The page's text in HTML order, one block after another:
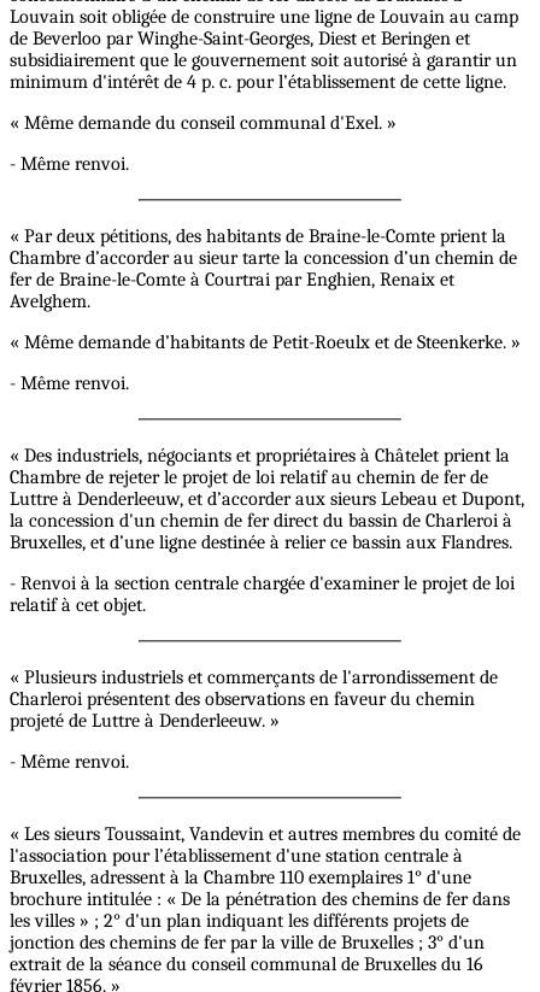
Louvain soit obligée de construire une ligne de Louvain au camp
de Beverloo par Winghe-Saint-Georges, Diest et Beringen et
subsidiairement que le gouvernement soit autorisé à garantir un
minimum d'intérêt de 4 p. c. pour l’établissement de cette ligne.
« Même demande du conseil communal d'Exel. »
- Même renvoi.
« Par deux pétitions, des habitants de Braine-le-Comte prient la
Chambre d’accorder au sieur tarte la concession d’un chemin de
fer de Braine-le-Comte à Courtrai par Enghien, Renaix et
Avelghem.
« Même demande d’habitants de Petit-Roeulx et de Steenkerke. »
- Même renvoi.
« Des industriels, négociants et propriétaires à Châtelet prient la
Chambre de rejeter le projet de loi relatif au chemin de fer de
Luttre à Denderleeuw, et d’accorder aux sieurs Lebeau et Dupont,
la concession d'un chemin de fer direct du bassin de Charleroi à
Bruxelles, et d’une ligne destinée à relier ce bassin aux Flandres.
- Renvoi à la section centrale chargée d'examiner le projet de loi
relatif à cet objet.
« Plusieurs industriels et commerçants de l'arrondissement de
Charleroi présentent des observations en faveur du chemin
projeté de Luttre à Denderleeuw. »
- Même renvoi.
« Les sieurs Toussaint, Vandevin et autres membres du comité de
l'association pour l’établissement d'une station centrale à
Bruxelles, adressent à la Chambre 110 exemplaires 1° d'une
brochure intitulée : « De la pénétration des chemins de fer dans
les villes » ; 2° d'un plan indiquant les différents projets de
jonction des chemins de fer par la ville de Bruxelles ; 3° d'un
extrait de la séance du conseil communal de Bruxelles du 16
février 1856. »